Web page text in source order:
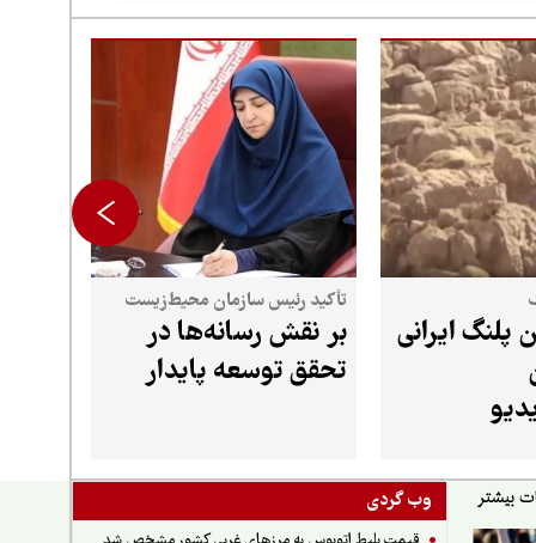
پلنگ ایرانی
تأکید رئیس سازمان محیط‌زیست
بر نقش رسانه‌ها در
تحقق توسعه پایدار
وب گردی